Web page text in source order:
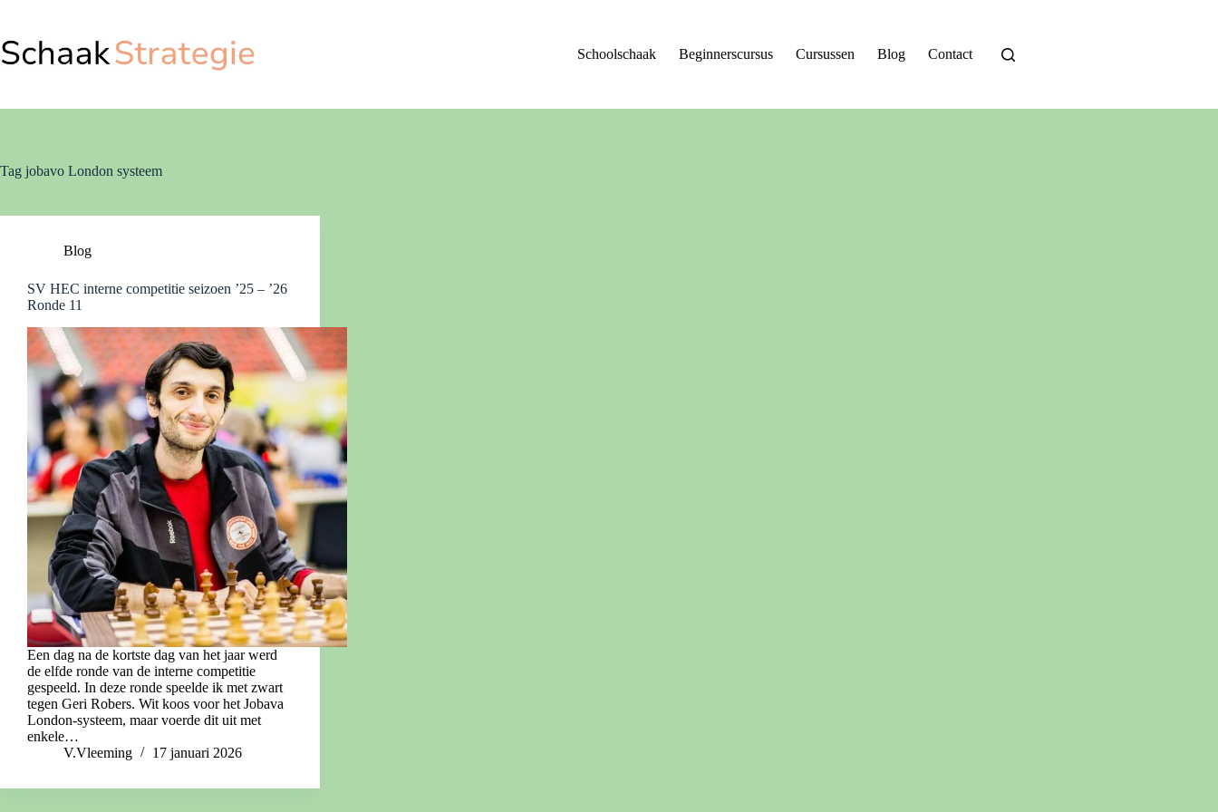
de
inhoud
Schoolschaak Beginnerscursus Cursussen Blog Contact
Tag jobavo London systeem
Blog
SV HEC interne competitie seizoen ’25 – ’26
Ronde 11
Een dag na de kortste dag van het jaar werd
de elfde ronde van de interne competitie
gespeeld. In deze ronde speelde ik met zwart
tegen Geri Robers. Wit koos voor het Jobava
London-systeem, maar voerde dit uit met
enkele…
V.Vleeming
17 januari 2026